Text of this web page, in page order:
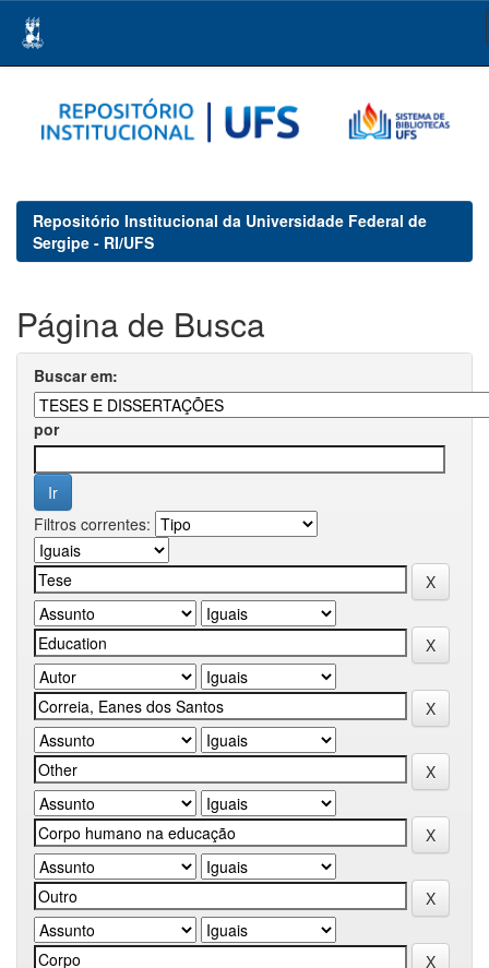
navigation
Repositório Institucional da Universidade Federal de
Sergipe - RI/UFS
Página de Busca
Buscar em:
por
Filtros correntes: